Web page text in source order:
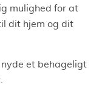
mulighed for at
dit hjem og dit
et behageligt